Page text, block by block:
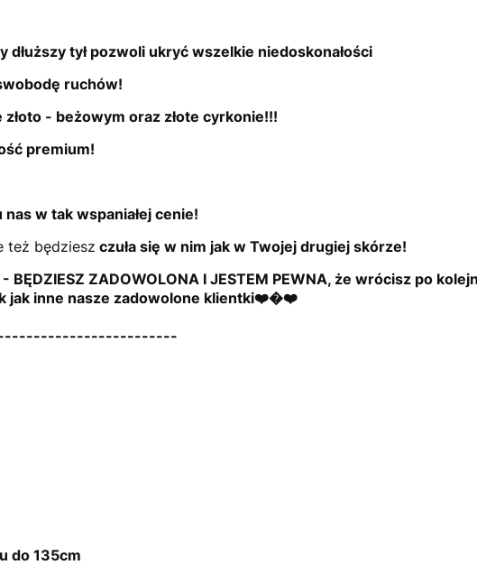
tył pozwoli ukryć wszelkie niedoskonałości
ruchów!
- beżowym oraz złote cyrkonie!!!
premium!
w tak wspaniałej cenie!
też będziesz czuła się w nim jak w Twojej drugiej skórze!
- BĘDZIESZ ZADOWOLONA I JESTEM PEWNA, że wrócisz po
jak inne nasze zadowolone klientki❤️�❤️
do 135cm